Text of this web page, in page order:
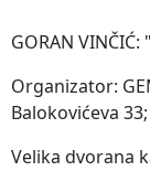
GORAN
Organizator:
Balokovićeva
Velika dvorana